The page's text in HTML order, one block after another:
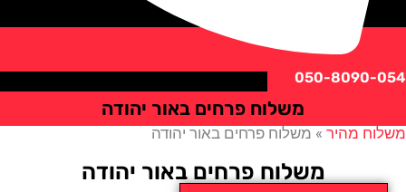
050-
משלוח פרחים באור יהודה
מהיר »משלוח פרחים באור יהודה
משלוח פרחים באור יהודה